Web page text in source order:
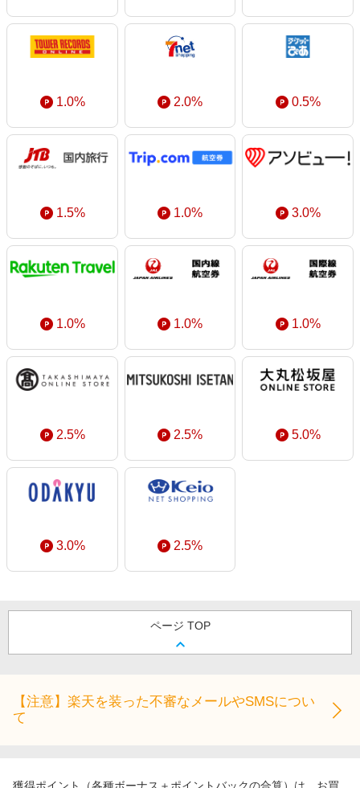
1.0% 2.0% 0.5%
1.5% 1.0% 3.0%
1.0% 1.0% 1.0%
2.5% 2.5% 5.0%
3.0% 2.5%
ページ TOP
【注意】楽天を装った不審なメールやSMSについ
て